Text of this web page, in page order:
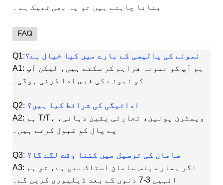
بنانا چاہتے ہیں تو یہ بھی ٹھیک ہے
FAQ
Q1:نمونے کی پالیسی کے بارے میں کیا خیال ہے؟
A1: ہم آپ کو نمونہ فراہم کر سکتے ہیں، لیکن آپ
کو نمونے کی فیس ادا کرنی ہوگی۔
Q2: ادائیگی کی شرائط کیا ہیں؟
A2: ہم T/T، ویسٹرن یونین، تجارتی یقین دہانی،
پے پال کو قبول کرتے ہیں۔
Q3: سامان کی ترسیل میں کتنا وقت لگے گا؟
A3: اگر ہمارے پاس سامان اسٹاک میں ہے، تو ہم
انہیں 3-7 دنوں کے بعد ڈیلیوری کریں گے۔